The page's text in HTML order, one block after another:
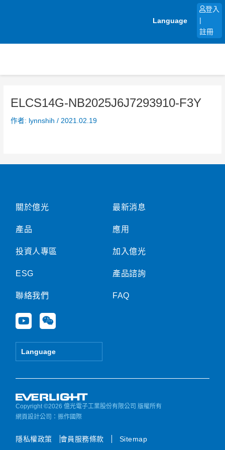
Language
登入
註冊
ELCS14G-NB2025J6J7293910-F3Y
作者: lynnshih/ 2021.02.19
關於億光
產品
投資人專區
ESG
聯絡我們
Y
o
u
e
W
e
i
Language
最新消息
應用
加入億光
產品諮詢
FAQ
Copyright ©2026 億光電子工業股份有限公司 版權所有
網頁設計公司 ：振作國際
隱私權政策 會員服務條款 Sitemap